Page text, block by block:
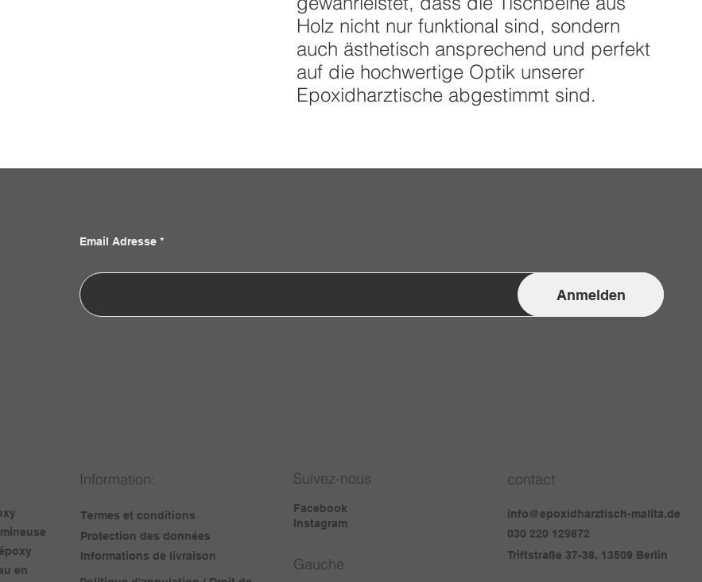
Holz nicht nur funktional sind, sondern
auch ästhetisch ansprechend und perfekt
auf die hochwertige Optik unserer
Epoxidharztische abgestimmt sind.
Email Adresse
Anmelden
en
Information:
Termes et conditions
Protection des données
Informations de livraison
Suivez-nous
Facebook
Instagram
Gauche
contact
info@epoxidharztisch-malita.de
030 220 129872
Triftstraße 37-38, 13509 Berlin